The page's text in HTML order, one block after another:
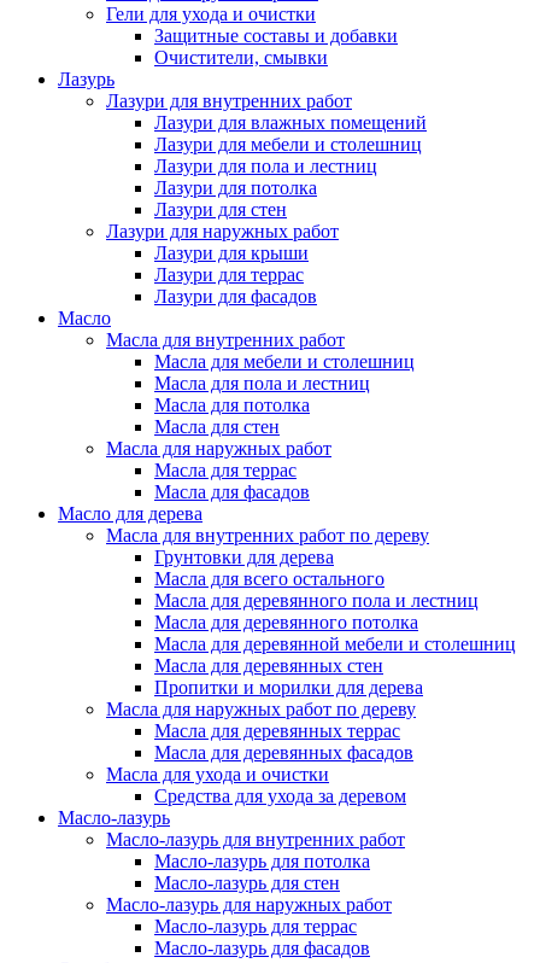
Гели для ухода и очистки
Защитные составы и добавки
Очистители, смывки
Лазурь
Лазури для внутренних работ
Лазури для влажных помещений
Лазури для мебели и столешниц
Лазури для пола и лестниц
Лазури для потолка
Лазури для стен
Лазури для наружных работ
Лазури для крыши
Лазури для террас
Лазури для фасадов
Масло
Масла для внутренних работ
Масла для мебели и столешниц
Масла для пола и лестниц
Масла для потолка
Масла для стен
Масла для наружных работ
Масла для террас
Масла для фасадов
Масло для дерева
Масла для внутренних работ по дереву
Грунтовки для дерева
Масла для всего остального
Масла для деревянного пола и лестниц
Масла для деревянного потолка
Масла для деревянной мебели и столешниц
Масла для деревянных стен
Пропитки и морилки для дерева
Масла для наружных работ по дереву
Масла для деревянных террас
Масла для деревянных фасадов
Масла для ухода и очистки
Средства для ухода за деревом
Масло-лазурь
Масло-лазурь для внутренних работ
Масло-лазурь для потолка
Масло-лазурь для стен
Масло-лазурь для наружных работ
Масло-лазурь для террас
Масло-лазурь для фасадов